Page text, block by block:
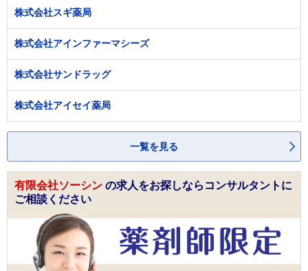
株式会社スギ薬局
株式会社アインファーマシーズ
株式会社サンドラッグ
株式会社アイセイ薬局
一覧を見る
有限会社ソーシン の求人をお探しならコンサルタントに
ご相談ください